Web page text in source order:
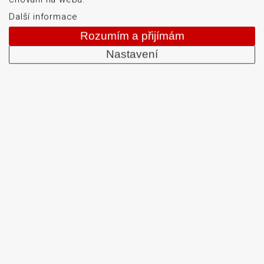
Od roku 1992 dodáváme systémy pro čtení a tisk
čárových kódů: snímače čárových kódů, tiskárny karet
Další informace
Rozumím a přijímám
Nastavení